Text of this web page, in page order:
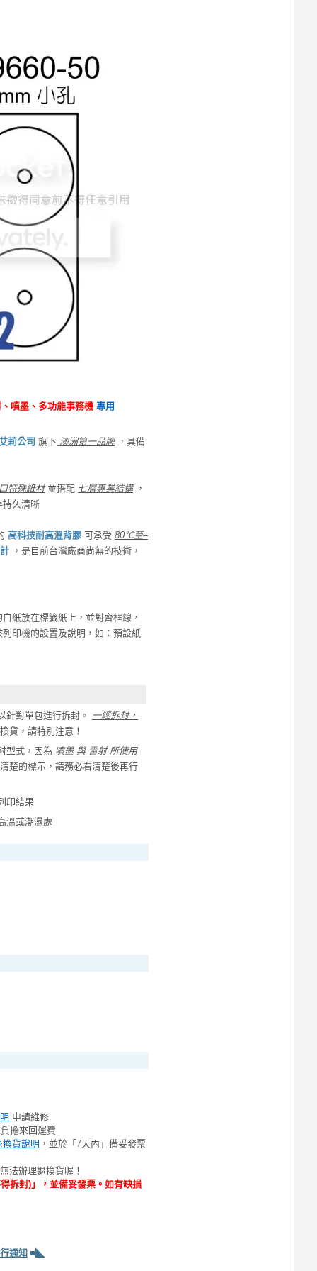
噴墨、多功能事務機 專用
莉公司 旗下 澳洲第一品牌，具備
特殊紙材並搭配 七層專業結構，
持久清晰
高科技耐高溫背膠 可承受 80℃至–
，是目前台灣廠商尚無的技術，
紙放在標籤紙上，並對齊框線，
印機的設置及說明，如：預設紙
針對單包進行拆封。
一經拆封，
貨，請特別注意！
型式，因為 噴墨 與 雷射 所使用
楚的標示，請務必看清楚後再行
印結果
溫或潮濕處
申請維修
擔來回運費
換貨說明 ，並於「7天內」備妥發票
法辦理退換貨喔！
拆封)」，並備妥發票。如有缺損
通知 ■◣